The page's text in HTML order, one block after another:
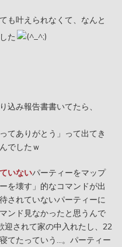
も叶えられなくて、なんと
た
込み報告書書いてたら、
てありがとう」って出てき
でしたｗ
いないパーティーをマップ
を壊す」的なコマンドが出
されていないパーティーに
ンド見なかったと思うんで
迎されて家の中入れたし、22
てたっていう…。パーティー